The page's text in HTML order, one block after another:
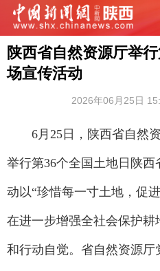
陕西省自然资源厅举
场宣传活动
2026年06月25日
6月25日，陕西省自然资
举行第36个全国土地日陕
动以“珍惜每一寸土地，促
在进一步增强全社会保护
和行动自觉。省自然资源